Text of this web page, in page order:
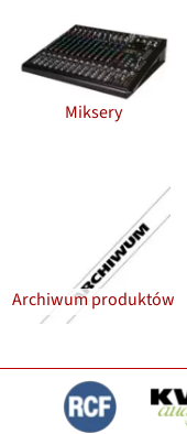
Miksery
Archiwum produktów